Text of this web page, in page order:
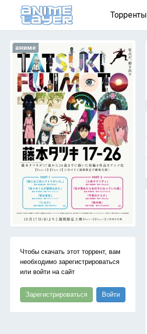
Торренты
аниме
Чтобы скачать этот торрент, вам
необходимо зарегистрироваться
или войти на сайт
Зарегистрироваться Войти